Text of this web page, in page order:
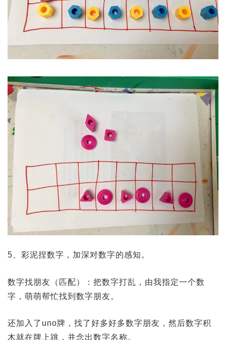
5、彩泥捏数字，加深对数字的感知。
数字找朋友（匹配）：把数字打乱，由我指定一个数
字，萌萌帮忙找到数字朋友。
还加入了uno牌，找了好多好多数字朋友，然后数字积
木就在牌上跳，并念出数字名称。